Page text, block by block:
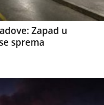
Zapad u
sprema